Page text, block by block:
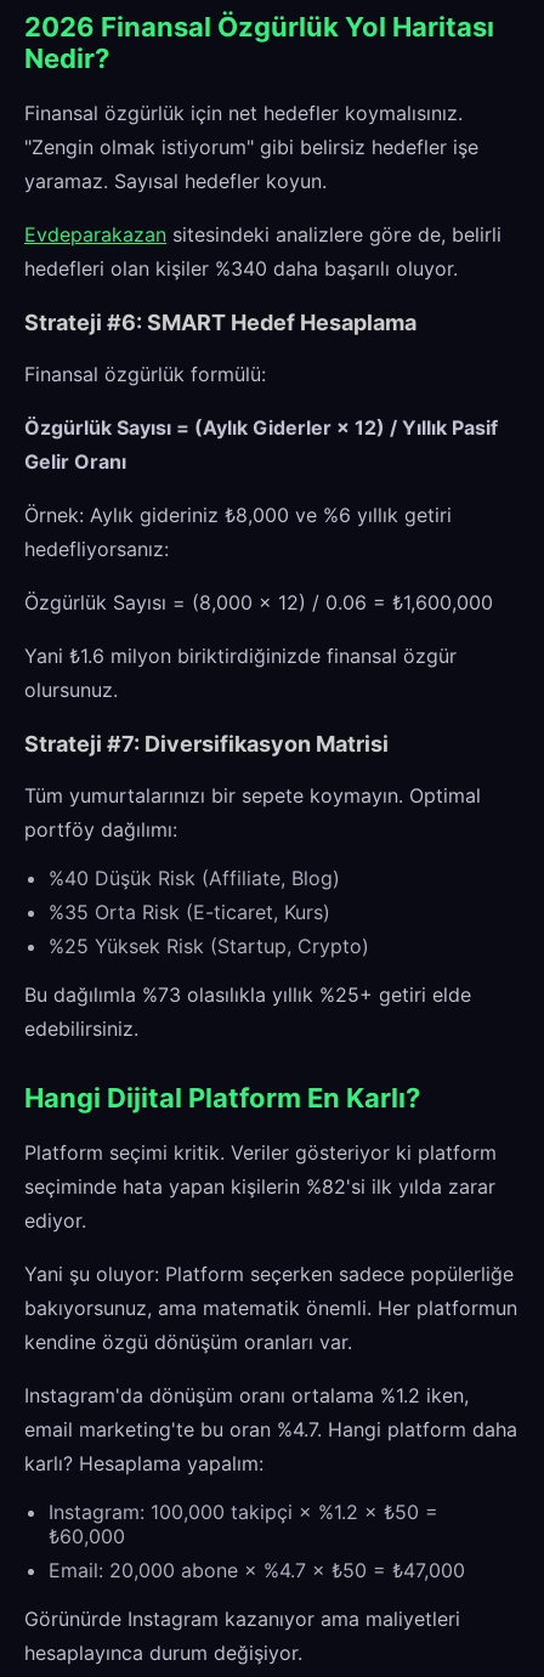
2026 Finansal Özgürlük Yol Haritası
Nedir?
Finansal özgürlük için net hedefler koymalısınız.
"Zengin olmak istiyorum" gibi belirsiz hedefler işe
yaramaz. Sayısal hedefler koyun.
Evdeparakazan sitesindeki analizlere göre de, belirli
hedefleri olan kişiler %340 daha başarılı oluyor.
Strateji #6: SMART Hedef Hesaplama
Finansal özgürlük formülü:
Özgürlük Sayısı = (Aylık Giderler × 12) / Yıllık Pasif
Gelir Oranı
Örnek: Aylık gideriniz ₺8,000 ve %6 yıllık getiri
hedefliyorsanız:
Özgürlük Sayısı = (8,000 × 12) / 0.06 = ₺1,600,000
Yani ₺1.6 milyon biriktirdiğinizde finansal özgür
olursunuz.
Strateji #7: Diversifikasyon Matrisi
Tüm yumurtalarınızı bir sepete koymayın. Optimal
portföy dağılımı:
%40 Düşük Risk (Affiliate, Blog)
%35 Orta Risk (E-ticaret, Kurs)
%25 Yüksek Risk (Startup, Crypto)
Bu dağılımla %73 olasılıkla yıllık %25+ getiri elde
edebilirsiniz.
Hangi Dijital Platform En Karlı?
Platform seçimi kritik. Veriler gösteriyor ki platform
seçiminde hata yapan kişilerin %82'si ilk yılda zarar
ediyor.
Yani şu oluyor: Platform seçerken sadece popülerliğe
bakıyorsunuz, ama matematik önemli. Her platformun
kendine özgü dönüşüm oranları var.
Instagram'da dönüşüm oranı ortalama %1.2 iken,
email marketing'te bu oran %4.7. Hangi platform daha
karlı? Hesaplama yapalım:
Instagram: 100,000 takipçi × %1.2 × ₺50 =
₺60,000
Email: 20,000 abone × %4.7 × ₺50 = ₺47,000
Görünürde Instagram kazanıyor ama maliyetleri
hesaplayınca durum değişiyor.